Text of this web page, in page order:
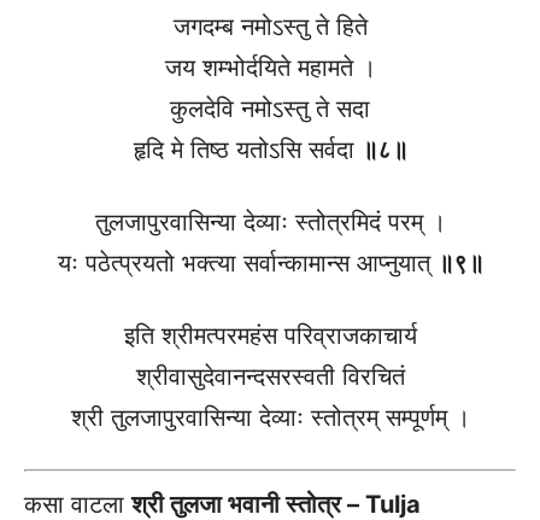
जगदम्ब नमोऽस्तु ते हिते
जय शम्भोर्दयिते महामते ।
कुलदेवि नमोऽस्तु ते सदा
हृदि मे तिष्ठ यतोऽसि सर्वदा ॥८॥
तुलजापुरवासिन्या देव्याः स्तोत्रमिदं परम् ।
यः पठेत्प्रयतो भक्त्या सर्वान्कामान्स आप्नुयात् ॥९॥
इति श्रीमत्परमहंस परिव्राजकाचार्य
श्रीवासुदेवानन्दसरस्वती विरचितं
श्री तुलजापुरवासिन्या देव्याः स्तोत्रम् सम्पूर्णम् ।
कसा वाटलाश्री तुलजा भवानी स्तोत्र – Tulja